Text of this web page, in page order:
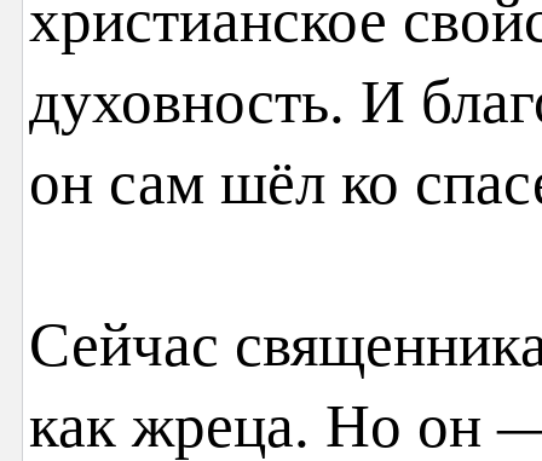
христианское
духовность. И
он сам шёл ко
Сейчас
как жреца. Но он